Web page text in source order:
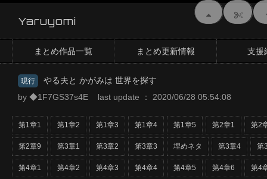
Yaruyomi
まとめ作品一覧 まとめ更新情報 支援
現行
やる夫と かがみは 世界を探す
by ◆1F7GS37s4E last update ： 2020/06/28 05:54:08
第1章1 第1章2 第1章3 第1章4 第1章5 第2章1 第2
第2章9 第3章1 第3章2 第3章3 埋めネタ 第3章4 第
第4章1 第4章2 第4章3 第4章4 第4章5 第4章6 第4